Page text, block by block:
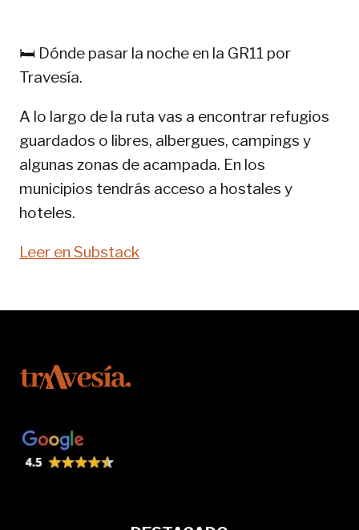
11-
🛏️ Dónde pasar la noche en la GR11 por
Travesía.
A lo largo de la ruta vas a encontrar refugios
guardados o libres, albergues, campings y
algunas zonas de acampada. En los
municipios tendrás acceso a hostales y
hoteles.
Leer en Substack